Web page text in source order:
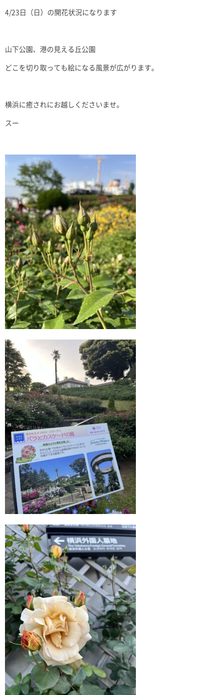
4/23日（日）の開花状況になります
山下公園、港の見える丘公園
どこを切り取っても絵になる風景が広がります。
横浜に癒されにお越しくださいませ。
スー